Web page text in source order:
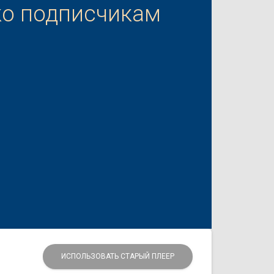
подписчикам
ИСПОЛЬЗОВАТЬ СТАРЫЙ ПЛЕЕР